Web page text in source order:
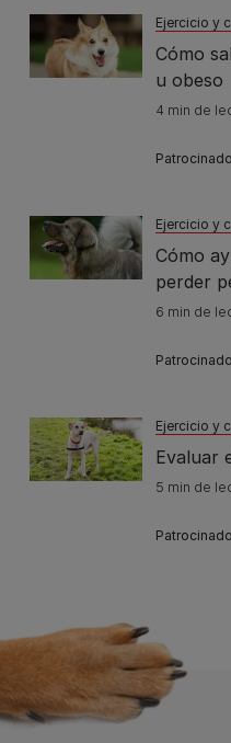
Ejercicio y
Cómo
u obeso
4 min de
Ejercicio y
Cómo
perder
6 min de
Ejercicio y
Evaluar
5 min de